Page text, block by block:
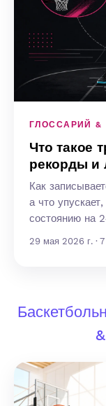
ГЛОССАРИЙ &
Что такое
рекорды
Как
а что
состоянию на
29 мая 2026 г. ·